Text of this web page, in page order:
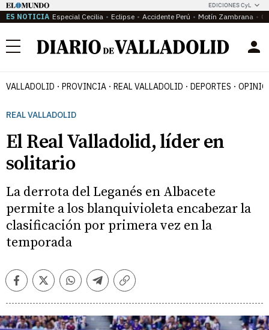
EDICIONES CyL
ES NOTICIA Especial Cecilia Eclipse Accidente Perú Motín Zambrana
Menú
VALLADOLID PROVINCIA REAL VALLADOLID DEPORTES
REAL VALLADOLID
El Real Valladolid, líder en
solitario
La derrota del Leganés en Albacete
permite a los blanquivioleta encabezar la
clasificación por primera vez en la
temporada
FacebookTwitterWhatsappTelegramCopiar